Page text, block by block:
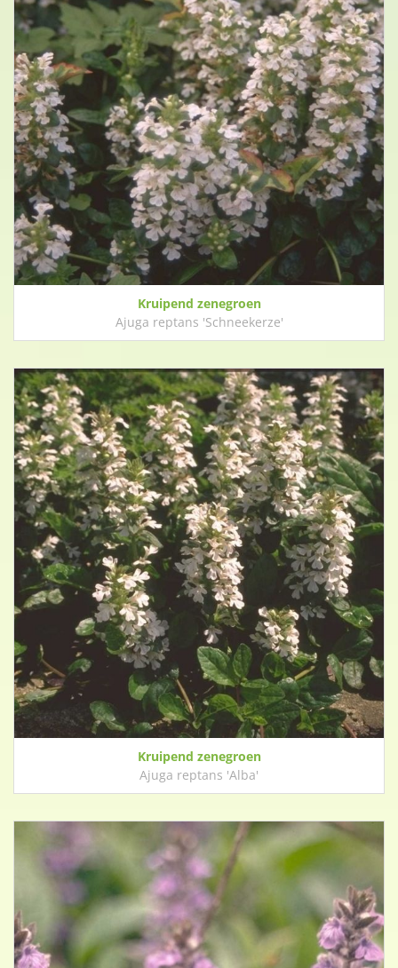
Kruipend zenegroen
Ajuga reptans 'Schneekerze'
Kruipend zenegroen
Ajuga reptans 'Alba'